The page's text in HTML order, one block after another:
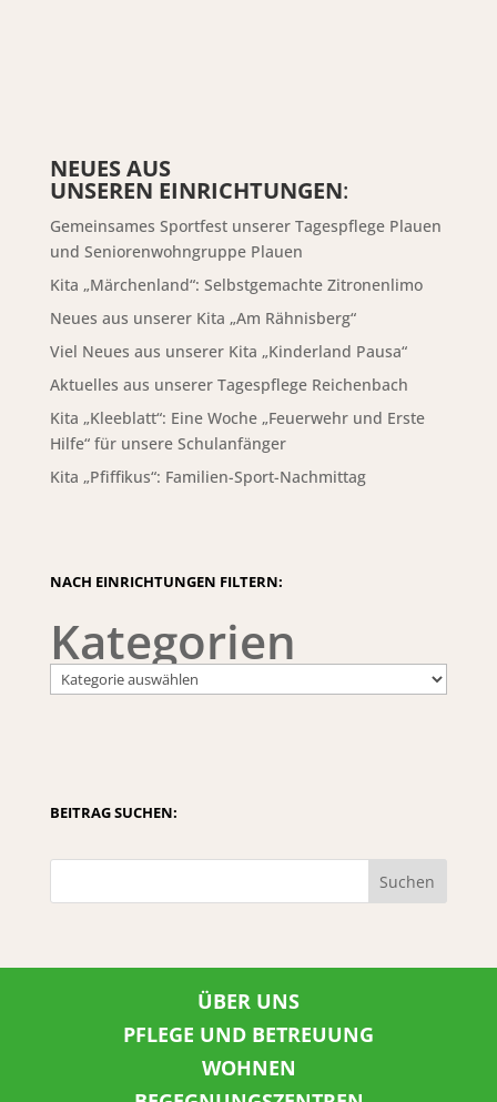
NEUES AUS
UNSEREN EINRICHTUNGEN:
Gemeinsames Sportfest unserer Tagespflege Plauen
und Seniorenwohngruppe Plauen
Kita „Märchenland“: Selbstgemachte Zitronenlimo
Neues aus unserer Kita „Am Rähnisberg“
Viel Neues aus unserer Kita „Kinderland Pausa“
Aktuelles aus unserer Tagespflege Reichenbach
Kita „Kleeblatt“: Eine Woche „Feuerwehr und Erste
Hilfe“ für unsere Schulanfänger
Kita „Pfiffikus“: Familien-Sport-Nachmittag
NACH EINRICHTUNGEN FILTERN:
Kategorien
BEITRAG SUCHEN:
Suchen
ÜBER UNS
PFLEGE UND BETREUUNG
WOHNEN